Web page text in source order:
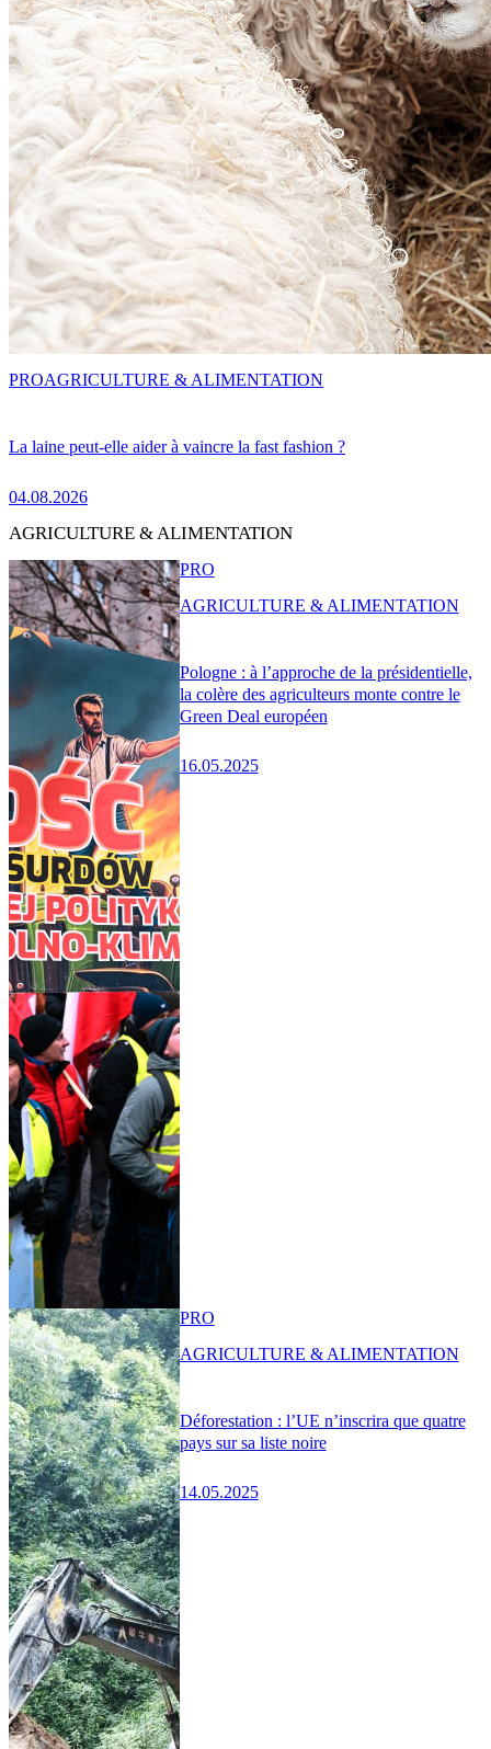
La laine peut-elle aider à vaincre la fast fashion ?
04.08.2026
PROAGRICULTURE & ALIMENTATION
AGRICULTURE & ALIMENTATION
Pologne : à l’approche de la présidentielle,
la colère des agriculteurs monte contre le
Green Deal européen
16.05.2025
PRO
AGRICULTURE & ALIMENTATION
Déforestation : l’UE n’inscrira que quatre
pays sur sa liste noire
14.05.2025
PRO
AGRICULTURE & ALIMENTATION